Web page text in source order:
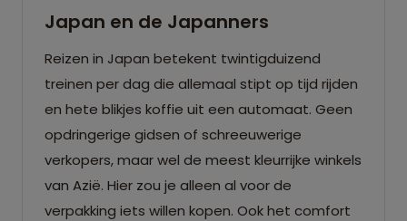
Japan en de Japanners
Reizen in Japan betekent twintigduizend
treinen per dag die allemaal stipt op tijd rijden
en hete blikjes koffie uit een automaat. Geen
opdringerige gidsen of schreeuwerige
verkopers, maar wel de meest kleurrijke winkels
van Azië. Hier zou je alleen al voor de
verpakking iets willen kopen. Ook het comfort